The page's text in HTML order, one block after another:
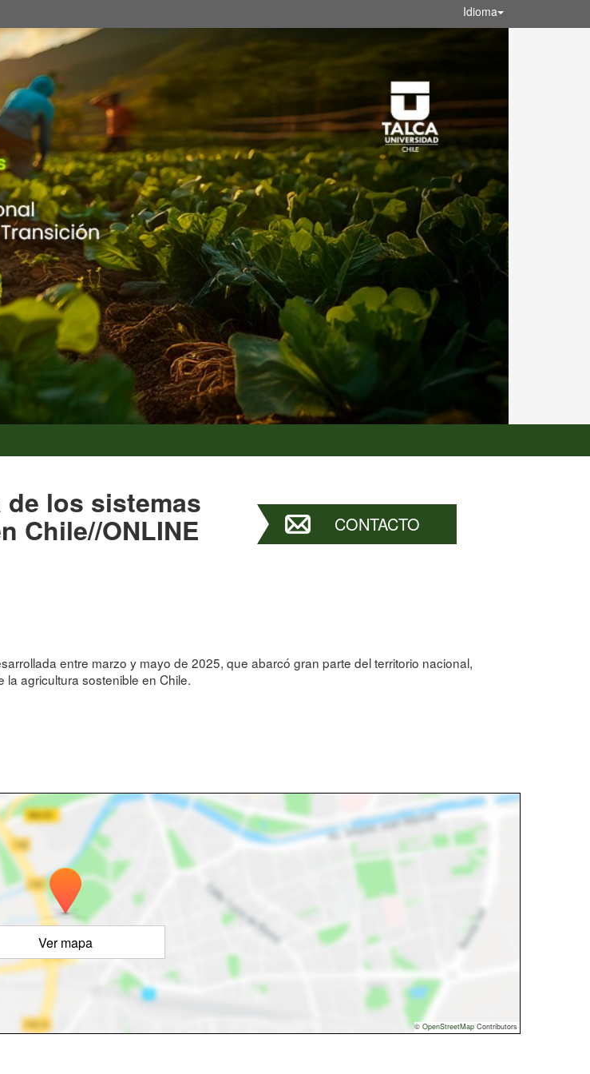
Idioma
los sistemas
Chile//ONLINE CONTACTO
entre marzo y mayo de 2025, que abarcó gran parte del territorio nacional,
agricultura sostenible en Chile.
Ver mapa
© OpenStreetMap Contributors